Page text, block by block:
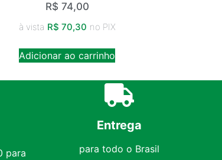
R$ 74,00
à vista R$ 70,30 no PIX
Adicionar ao carrinho
para
Entrega
para todo o Brasil